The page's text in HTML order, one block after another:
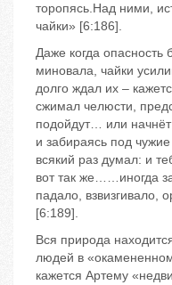
торопясь.Над ними,
чайки» [6:186].
Даже когда опасность
миновала, чайки
долго ждал их –
сжимал челюсти,
подойдут… или
и забираясь под
всякий раз думал: и
вот так же……иногда
падало, взвизгивало,
[6:189].
Вся природа
людей в
кажется Артему